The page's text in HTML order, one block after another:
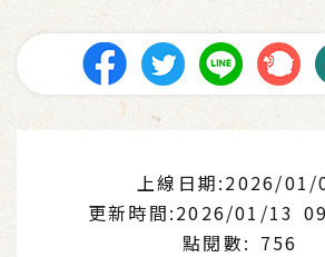
上線日期:2026/01/
更新時間:2026/01/13
點閱數: 756